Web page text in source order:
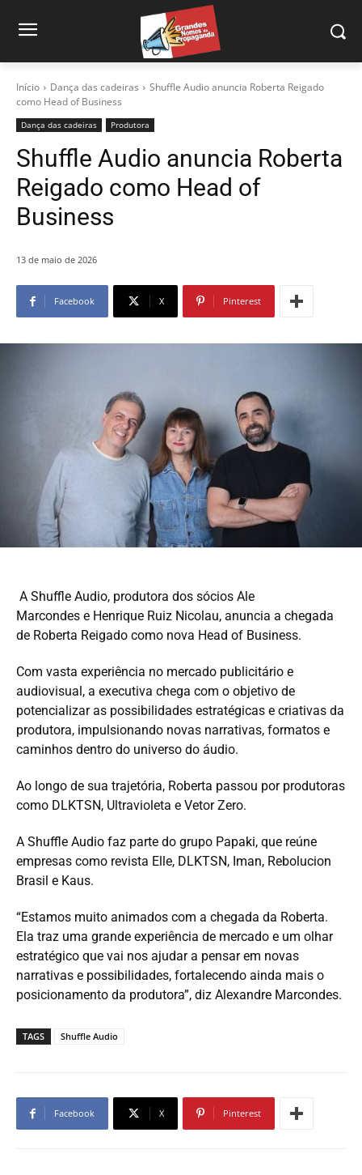
Início Dança das cadeiras
Shuffle Audio anuncia Roberta Reigado
como Head of Business
Dança das cadeiras Produtora
Shuffle Audio anuncia Roberta
Reigado como Head of
Business
13 de maio de 2026
Facebook X Pinterest
A Shuffle Audio, produtora dos sócios Ale
Marcondes e Henrique Ruiz Nicolau, anuncia a chegada
de Roberta Reigado como nova Head of Business.
Com vasta experiência no mercado publicitário e
audiovisual, a executiva chega com o objetivo de
potencializar as possibilidades estratégicas e criativas da
produtora, impulsionando novas narrativas, formatos e
caminhos dentro do universo do áudio.
Ao longo de sua trajetória, Roberta passou por produtoras
como DLKTSN, Ultravioleta e Vetor Zero.
A Shuffle Audio faz parte do grupo Papaki, que reúne
empresas como revista Elle, DLKTSN, Iman, Rebolucion
Brasil e Kaus.
“Estamos muito animados com a chegada da Roberta.
Ela traz uma grande experiência de mercado e um olhar
estratégico que vai nos ajudar a pensar em novas
narrativas e possibilidades, fortalecendo ainda mais o
posicionamento da produtora”, diz Alexandre Marcondes.
TAGS Shuffle Audio
Facebook X Pinterest